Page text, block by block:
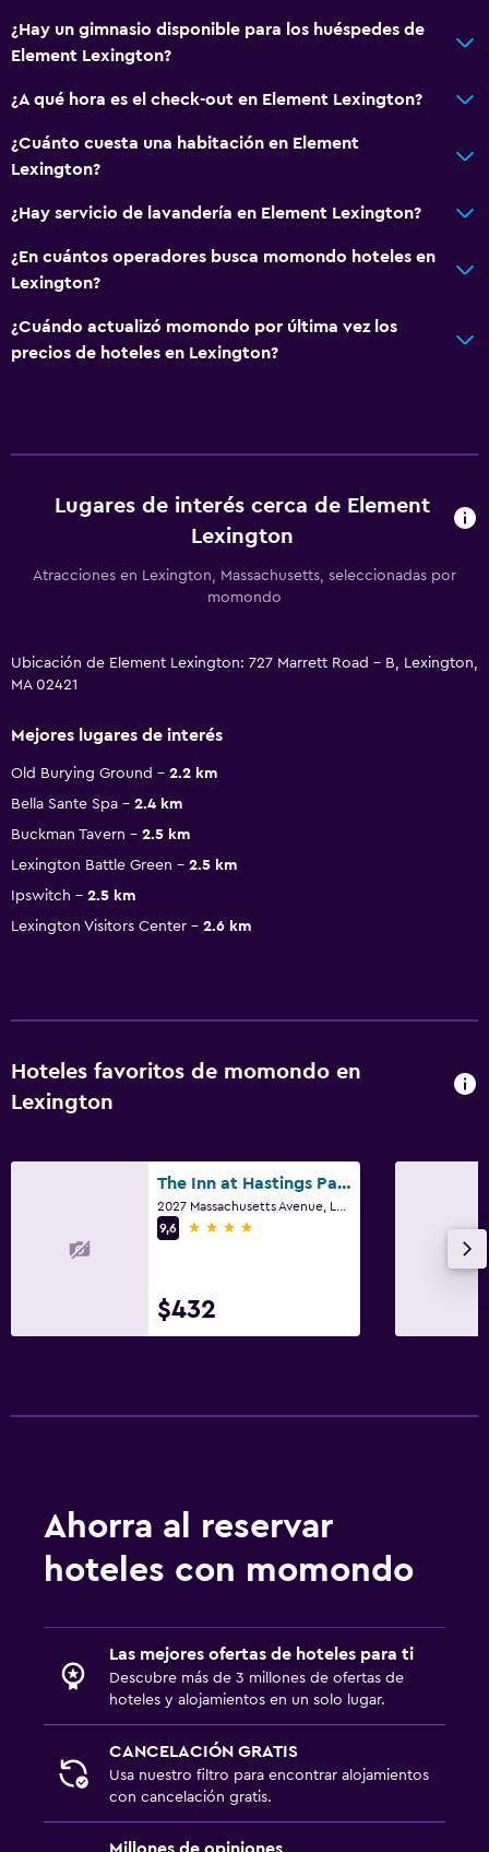
¿Hay un gimnasio disponible para los huéspedes de
Element Lexington?
¿A qué hora es el check-out en Element Lexington?
¿Cuánto cuesta una habitación en Element
Lexington?
¿Hay servicio de lavandería en Element Lexington?
¿En cuántos operadores busca momondo hoteles en
Lexington?
¿Cuándo actualizó momondo por última vez los
precios de hoteles en Lexington?
Lugares de interés cerca de Element
Lexington
Atracciones en Lexington, Massachusetts, seleccionadas por
momondo
Ubicación de Element Lexington: 727 Marrett Road - B, Lexington,
MA 02421
Mejores lugares de interés
Old Burying Ground
2.2 km
Bella Sante Spa
2.4 km
Buckman Tavern
2.5 km
Lexington Battle Green
2.5 km
Ipswitch
2.5 km
Lexington Visitors Center
2.6 km
Hoteles favoritos de momondo en
Lexington
The Inn at Hastings Park, Relais & Chateaux - Boston
9,6
4 estrellas
$432
Ahorra al reservar
hoteles con momondo
Las mejores ofertas de hoteles para ti
Descubre más de 3 millones de ofertas de
hoteles y alojamientos en un solo lugar.
CANCELACIÓN GRATIS
Usa nuestro filtro para encontrar alojamientos
con cancelación gratis.
Millones de opiniones